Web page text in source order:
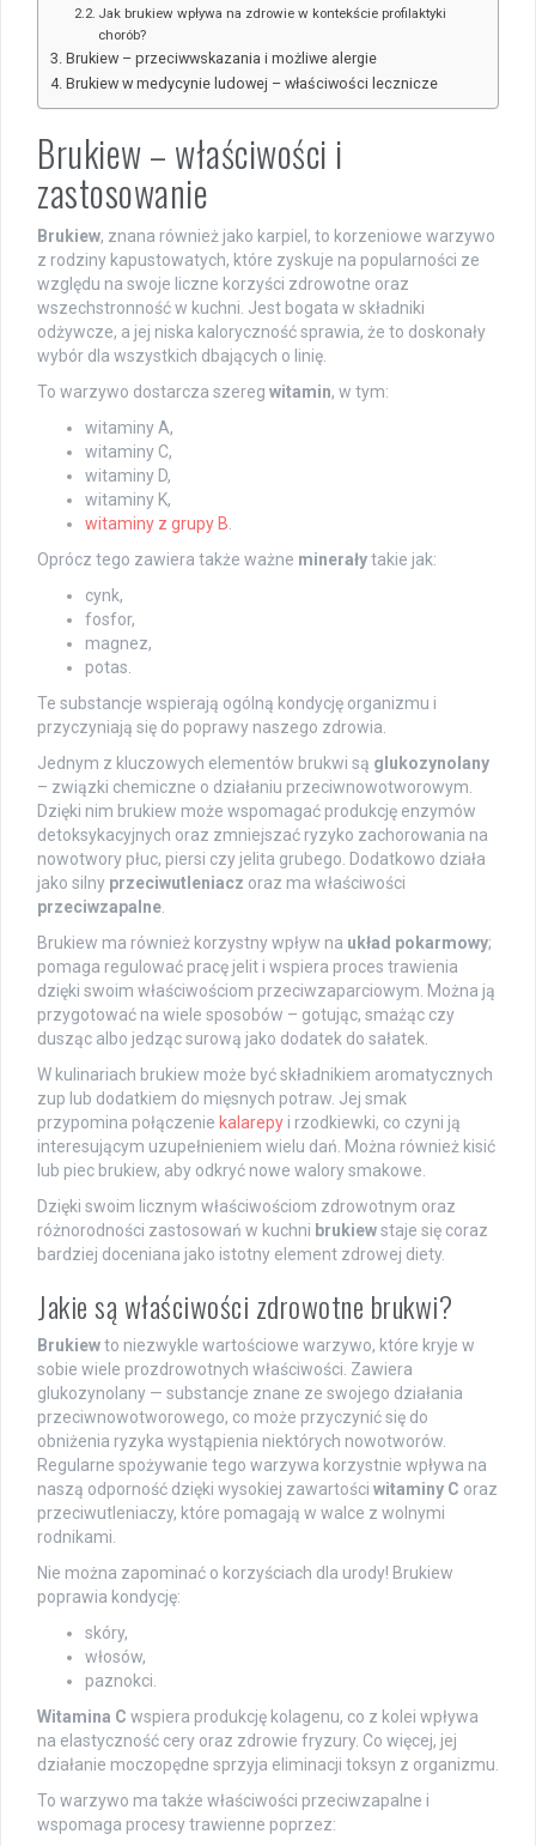
Jak brukiew wpływa na zdrowie w kontekście profilaktyki
chorób?
Brukiew – przeciwwskazania i możliwe alergie
Brukiew w medycynie ludowej – właściwości lecznicze
Brukiew – właściwości i
zastosowanie
Brukiew, znana również jako karpiel, to korzeniowe warzywo
z rodziny kapustowatych, które zyskuje na popularności ze
względu na swoje liczne korzyści zdrowotne oraz
wszechstronność w kuchni. Jest bogata w składniki
odżywcze, a jej niska kaloryczność sprawia, że to doskonały
wybór dla wszystkich dbających o linię.
To warzywo dostarcza szereg witamin, w tym:
witaminy A,
witaminy C,
witaminy D,
witaminy K,
witaminy z grupy B
Oprócz tego zawiera także ważne minerałytakie jak:
cynk,
fosfor,
magnez,
potas.
Te substancje wspierają ogólną kondycję organizmu i
przyczyniają się do poprawy naszego zdrowia.
Jednym z kluczowych elementów brukwi są glukozynolany
– związki chemiczne o działaniu przeciwnowotworowym.
Dzięki nim brukiew może wspomagać produkcję enzymów
detoksykacyjnych oraz zmniejszać ryzyko zachorowania na
nowotwory płuc, piersi czy jelita grubego. Dodatkowo działa
jako silny przeciwutleniacz oraz ma właściwości
przeciwzapalne
Brukiew ma również korzystny wpływ na układ pokarmowy;
pomaga regulować pracę jelit i wspiera proces trawienia
dzięki swoim właściwościom przeciwzaparciowym. Można ją
przygotować na wiele sposobów – gotując, smażąc czy
dusząc albo jedząc surową jako dodatek do sałatek.
W kulinariach brukiew może być składnikiem aromatycznych
zup lub dodatkiem do mięsnych potraw. Jej smak
przypomina połączenie kalarepy i rzodkiewki, co czyni ją
interesującym uzupełnieniem wielu dań. Można również kisić
lub piec brukiew, aby odkryć nowe walory smakowe.
Dzięki swoim licznym właściwościom zdrowotnym oraz
różnorodności zastosowań w kuchni brukiewstaje się coraz
bardziej doceniana jako istotny element zdrowej diety.
Jakie są właściwości zdrowotne brukwi?
Brukiewto niezwykle wartościowe warzywo, które kryje w
sobie wiele prozdrowotnych właściwości. Zawiera
glukozynolany — substancje znane ze swojego działania
przeciwnowotworowego, co może przyczynić się do
obniżenia ryzyka wystąpienia niektórych nowotworów.
Regularne spożywanie tego warzywa korzystnie wpływa na
naszą odporność dzięki wysokiej zawartości witaminy C oraz
przeciwutleniaczy, które pomagają w walce z wolnymi
rodnikami.
Nie można zapominać o korzyściach dla urody! Brukiew
poprawia kondycję:
skóry,
włosów,
paznokci.
Witamina C wspiera produkcję kolagenu, co z kolei wpływa
na elastyczność cery oraz zdrowie fryzury. Co więcej, jej
działanie moczopędne sprzyja eliminacji toksyn z organizmu.
To warzywo ma także właściwości przeciwzapalne i
wspomaga procesy trawienne poprzez: